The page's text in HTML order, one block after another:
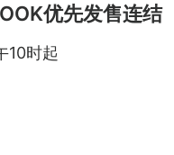
优先发售连结
10时起